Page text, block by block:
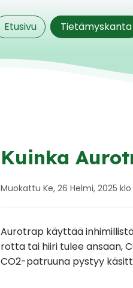
Etusivu
Tietämyskanta
Kuinka
Muokattu Ke, 26 Helmi, 2025
Aurotrap käyttää
rotta tai hiiri tulee ansaan,
CO2-patruuna pystyy